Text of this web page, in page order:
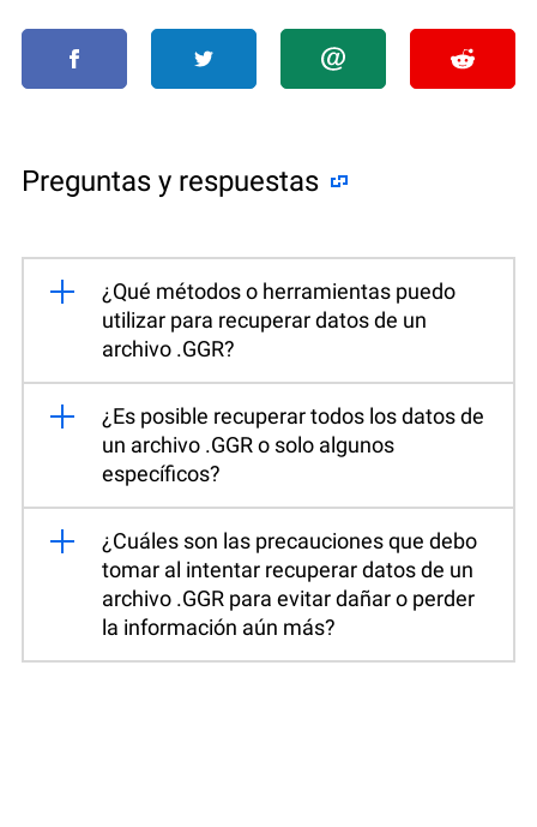
Preguntas y respuestas
¿Qué métodos o herramientas puedo
utilizar para recuperar datos de un
archivo .GGR?
¿Es posible recuperar todos los datos de
un archivo .GGR o solo algunos
específicos?
¿Cuáles son las precauciones que debo
tomar al intentar recuperar datos de un
archivo .GGR para evitar dañar o perder
la información aún más?